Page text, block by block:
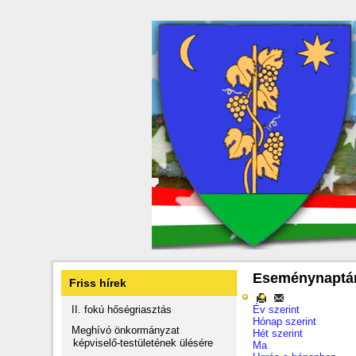
Friss hírek
II. fokú hőségriasztás
Meghívó önkormányzat
képviselő-testületének ülésére
Év szerint
Hónap szerint
Hét szerint
Ma